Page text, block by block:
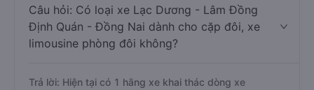
Câu hỏi: Có loại xe Lạc Dương - Lâm Đồng
Định Quán - Đồng Nai dành cho cặp đôi, xe
limousine phòng đôi không?
Trả lời: Hiện tại có 1 hãng xe khai thác dòng xe